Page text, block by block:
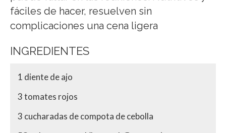
fáciles de hacer, resuelven sin
complicaciones una cena ligera
INGREDIENTES
1 diente de ajo
3 tomates rojos
3 cucharadas de compota de cebolla